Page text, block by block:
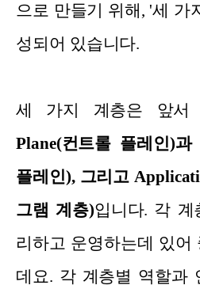
으로 만들기 위해, '세 가
성되어 있습니다.
세 가지 계층은 앞서
Plane(컨트롤 플레인)과
플레인), 그리고
그램 계층)입니다. 각 계
리하고 운영하는데 있어
데요. 각 계층별 역할과